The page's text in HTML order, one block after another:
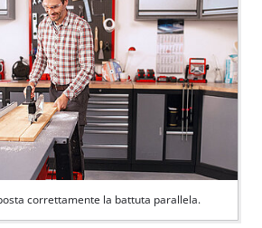
correttamente la battuta parallela.